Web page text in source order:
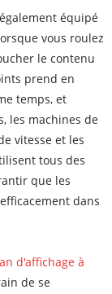
équipé
vous roulez
le contenu
prend en
temps, et
les machines de
vitesse et les
tous des
que les
dans
d'affichage à
de se